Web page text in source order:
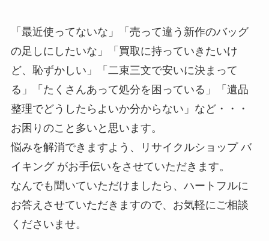
「最近使ってないな」「売って違う新作のバッグ
の足しにしたいな」「買取に持っていきたいけ
ど、恥ずかしい」「二束三文で安いに決まって
る」「たくさんあって処分を困っている」「遺品
整理でどうしたらよいか分からない」など・・・
お困りのこと多いと思います。
悩みを解消できますよう、リサイクルショップ バ
イキング がお手伝いをさせていただきます。
なんでも聞いていただけましたら、ハートフルに
お答えさせていただきますので、お気軽にご相談
くださいませ。